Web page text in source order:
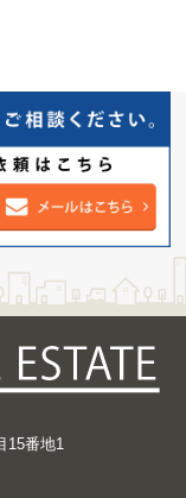
15番地1